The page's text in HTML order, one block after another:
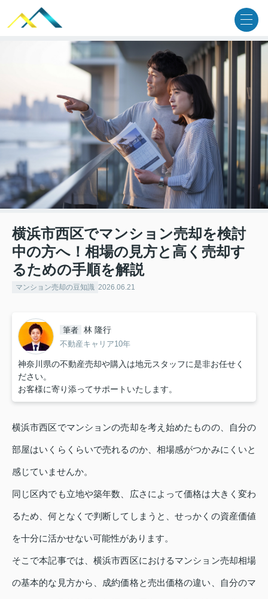
横浜市西区でマンション売却を検討
中の方へ！相場の見方と高く売却す
るための手順を解説
マンション売却の豆知識 2026.06.21
筆者 林 隆行
不動産キャリア10年
神奈川県の不動産売却や購入は地元スタッフに是非お任せく
ださい。
お客様に寄り添ってサポートいたします。
横浜市西区でマンションの売却を考え始めたものの、自分の
部屋はいくらくらいで売れるのか、相場感がつかみにくいと
感じていませんか。
同じ区内でも立地や築年数、広さによって価格は大きく変わ
るため、何となくで判断してしまうと、せっかくの資産価値
を十分に活かせない可能性があります。
そこで本記事では、横浜市西区におけるマンション売却相場
の基本的な見方から、成約価格と売出価格の違い、自分のマ